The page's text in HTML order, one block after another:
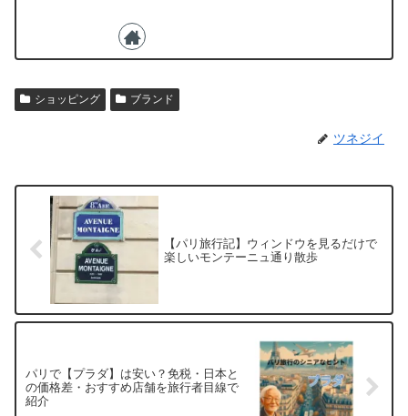
ショッピング ブランド
ツネジイ
【パリ旅行記】ウィンドウを見るだけで
楽しいモンテーニュ通り散歩
パリで【プラダ】は安い？免税・日本と
の価格差・おすすめ店舗を旅行者目線で
紹介